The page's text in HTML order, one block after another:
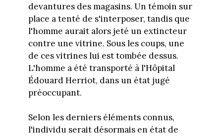
devantures des magasins. Un témoin sur
place a tenté de s'interposer, tandis que
l'homme aurait alors jeté un extincteur
contre une vitrine. Sous les coups, une
de ces vitrines lui est tombée dessus.
L'homme a été transporté à l'Hôpital
Édouard Herriot, dans un état jugé
préoccupant.
Selon les derniers éléments connus,
l'individu serait désormais en état de